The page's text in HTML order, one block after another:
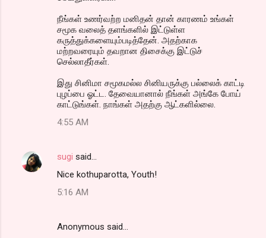
நீங்கள் உணர்வற்ற மனிதன் தான் காரணம் உங்கள்
சமூக வலைத் தளங்களில் இட்டுள்ள
கருத்துக்களையும்படித்தேன். அதற்காக
மற்றவரையும் தவறான திசைக்கு இட்டுச்
செல்லாதீர்கள்.
இது சினிமா சமூகமல்ல சினியருக்கு பல்லைக் காட்டி
புழப்பை ஓட்ட. தேவையானால் நீங்கள் அங்கே போய்
காட்டுங்கள். நாங்கள் அதற்கு ஆட்களில்லை.
4:55 AM
sugi said…
Nice kothuparotta, Youth!
5:16 AM
Anonymous said…